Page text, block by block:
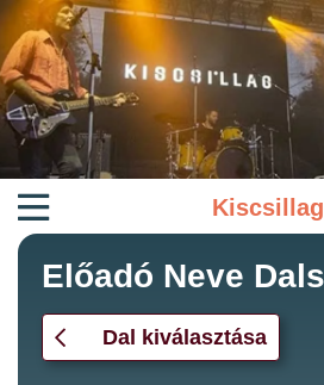
Kiscsillag
Előadó Neve
Dal kiválasztása